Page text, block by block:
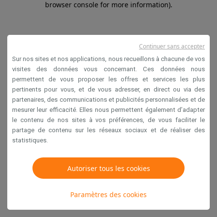
browser console for more information).
Sur nos sites et nos applications, nous recueillons à chacune de vos
visites des données vous concernant. Ces données nous
permettent de vous proposer les offres et services les plus
pertinents pour vous, et de vous adresser, en direct ou via des
partenaires, des communications et publicités personnalisées et de
mesurer leur efficacité. Elles nous permettent également d’adapter
le contenu de nos sites à vos préférences, de vous faciliter le
partage de contenu sur les réseaux sociaux et de réaliser des
statistiques.
Autoriser tous les cookies
Paramètres des cookies
Continuer sans accepter